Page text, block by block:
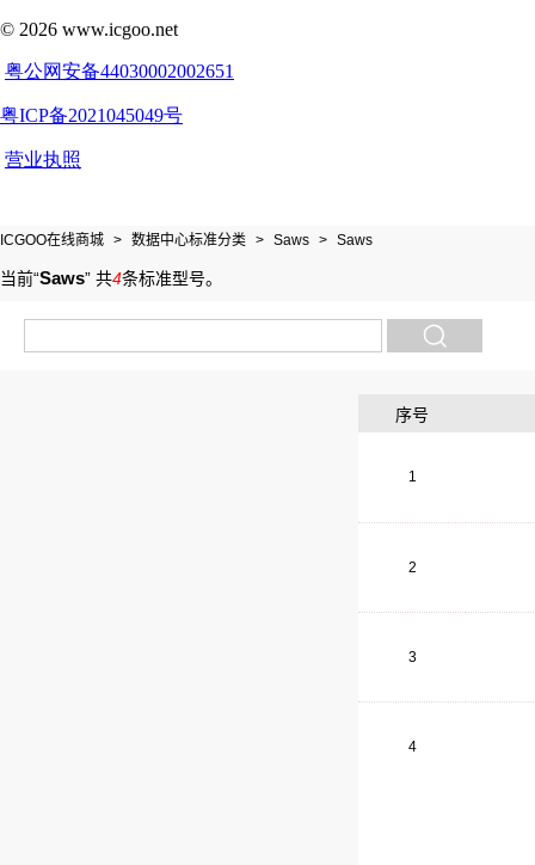
ICGOO在线商城 > 数据中心标准分类 > Saws > Saws
当前“Saws” 共4条标准型号。
序号
1
2
3
4